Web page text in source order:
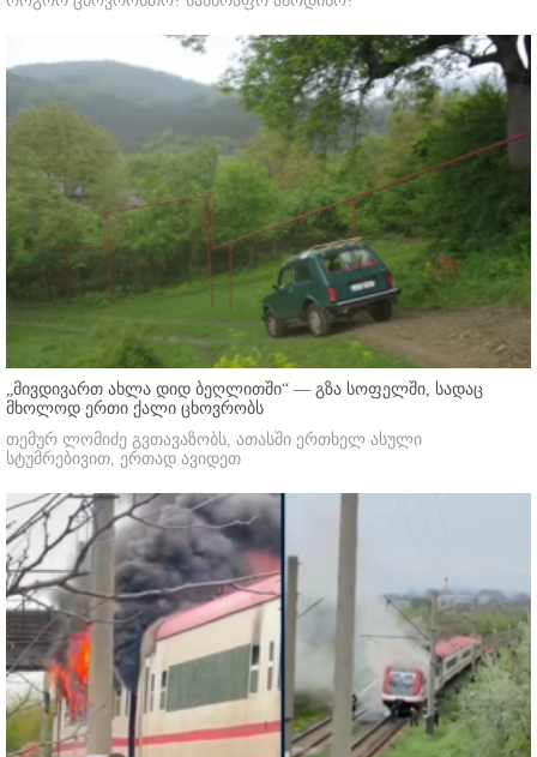
„მივდივართ ახლა დიდ ბეღლითში“ — გზა სოფელში, სადაც
მხოლოდ ერთი ქალი ცხოვრობს
თემურ ლომიძე გვთავაზობს, ათასში ერთხელ ასული
სტუმრებივით, ერთად ავიდეთ